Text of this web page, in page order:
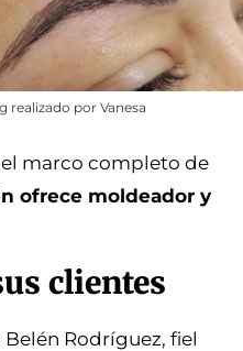
realizado por Vanesa
el marco completo de
ofrece moldeador y
clientes
Rodríguez, fiel